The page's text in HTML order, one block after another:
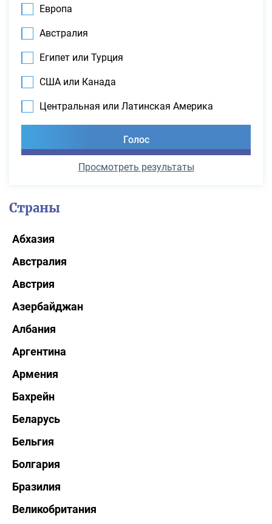
Европа
Австралия
Египет или Турция
США или Канада
Центральная или Латинская Америка
Просмотреть результаты
Страны
Абхазия
Австралия
Австрия
Азербайджан
Албания
Аргентина
Армения
Бахрейн
Беларусь
Бельгия
Болгария
Бразилия
Великобритания